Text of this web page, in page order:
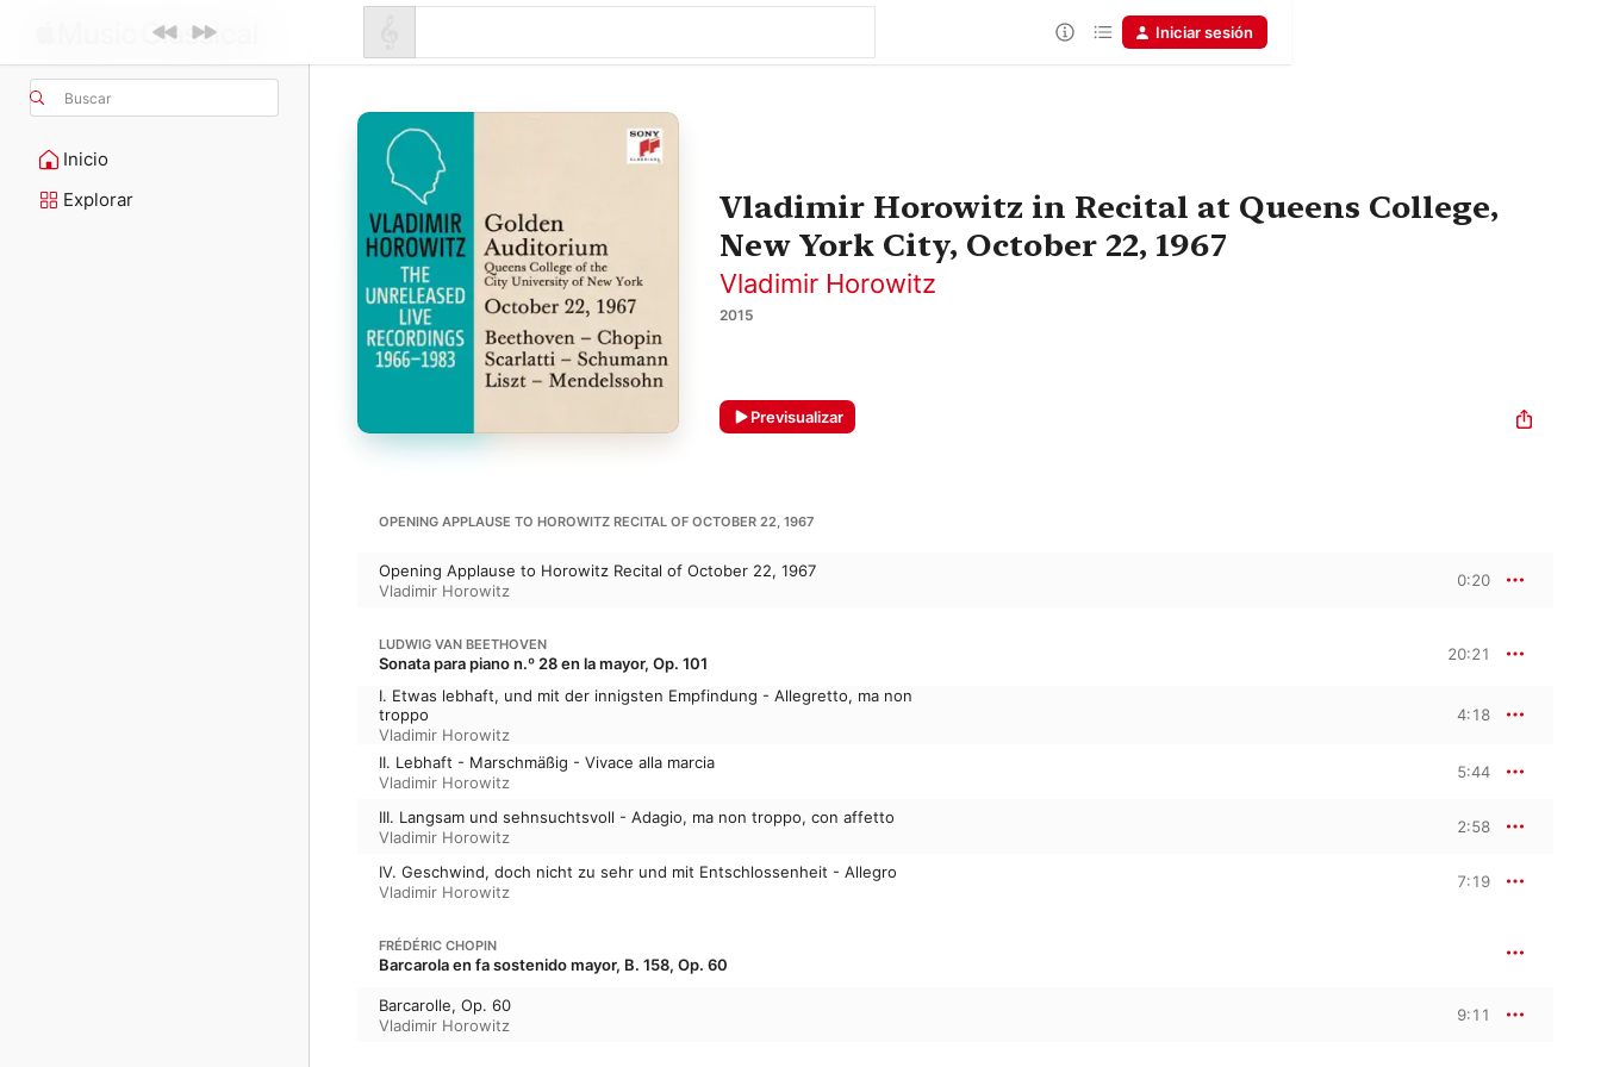
Buscar
Inicio
Explorar
Iniciar sesión
Vladimir Horowitz in Recital at Queens College,
New York City, October 22, 1967
Vladimir Horowitz
2015
Previsualizar
OPENING APPLAUSE TO HOROWITZ RECITAL OF OCTOBER 22, 1967
Opening Applause to Horowitz Recital of October 22, 1967
Vladimir Horowitz
0:20
LUDWIG VAN BEETHOVEN
Sonata para piano n.º 28 en la mayor, Op. 101 20:21
I. Etwas lebhaft, und mit der innigsten Empfindung - Allegretto, ma non
troppo
Vladimir Horowitz
4:18
II. Lebhaft - Marschmäßig - Vivace alla marcia
Vladimir Horowitz
5:44
III. Langsam und sehnsuchtsvoll - Adagio, ma non troppo, con affetto
Vladimir Horowitz
2:58
IV. Geschwind, doch nicht zu sehr und mit Entschlossenheit - Allegro
Vladimir Horowitz
7:19
FRÉDÉRIC CHOPIN
Barcarola en fa sostenido mayor, B. 158, Op. 60
Barcarolle, Op. 60
Vladimir Horowitz
9:11